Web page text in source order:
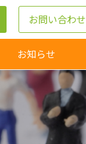
お問い合わせ
お知らせ